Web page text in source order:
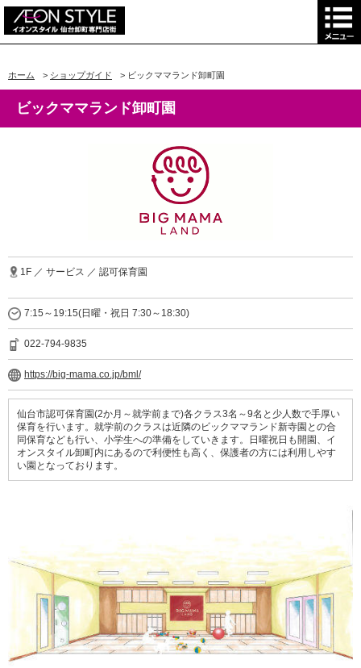
ホーム > ショップガイド > ビックママランド卸町園
ビックママランド卸町園
1F ／ サービス ／ 認可保育園
7:15～19:15(日曜・祝日 7:30～18:30)
022-794-9835
https://big-mama.co.jp/bml/
仙台市認可保育園(2か月～就学前まで)各クラス3名～9名と少人数で手厚い
保育を行います。就学前のクラスは近隣のビックママランド新寺園との合
同保育なども行い、小学生への準備をしていきます。日曜祝日も開園、イ
オンスタイル卸町内にあるので利便性も高く、保護者の方には利用しやす
い園となっております。